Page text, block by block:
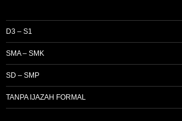
D3 – S1
SMA – SMK
SD – SMP
TANPA IJAZAH FORMAL